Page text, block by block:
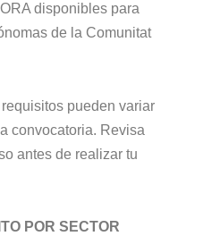
disponibles para
de la Comunitat
pueden variar
convocatoria. Revisa
antes de realizar tu
POR SECTOR